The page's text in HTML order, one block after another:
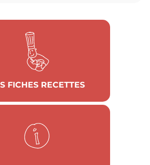
FICHES RECETTES